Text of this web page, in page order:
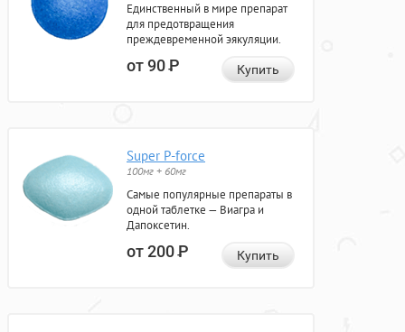
Единственный в мире препарат
для предотвращения
преждевременной эякуляции.
от 90Р Купить
Super P-force
100мг + 60мг
Самые популярные препараты в
одной таблетке — Виагра и
Дапоксетин.
от 200Р Купить